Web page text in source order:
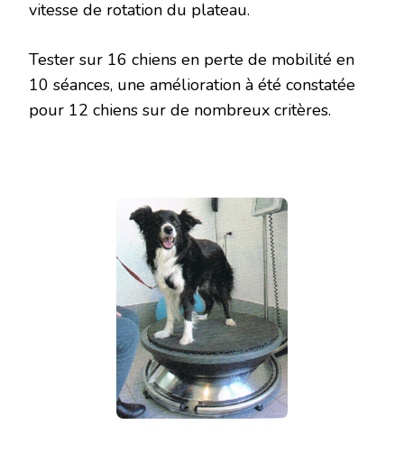
vitesse de rotation du plateau.
Tester sur 16 chiens en perte de mobilité en
10 séances, une amélioration à été constatée
pour 12 chiens sur de nombreux critères.